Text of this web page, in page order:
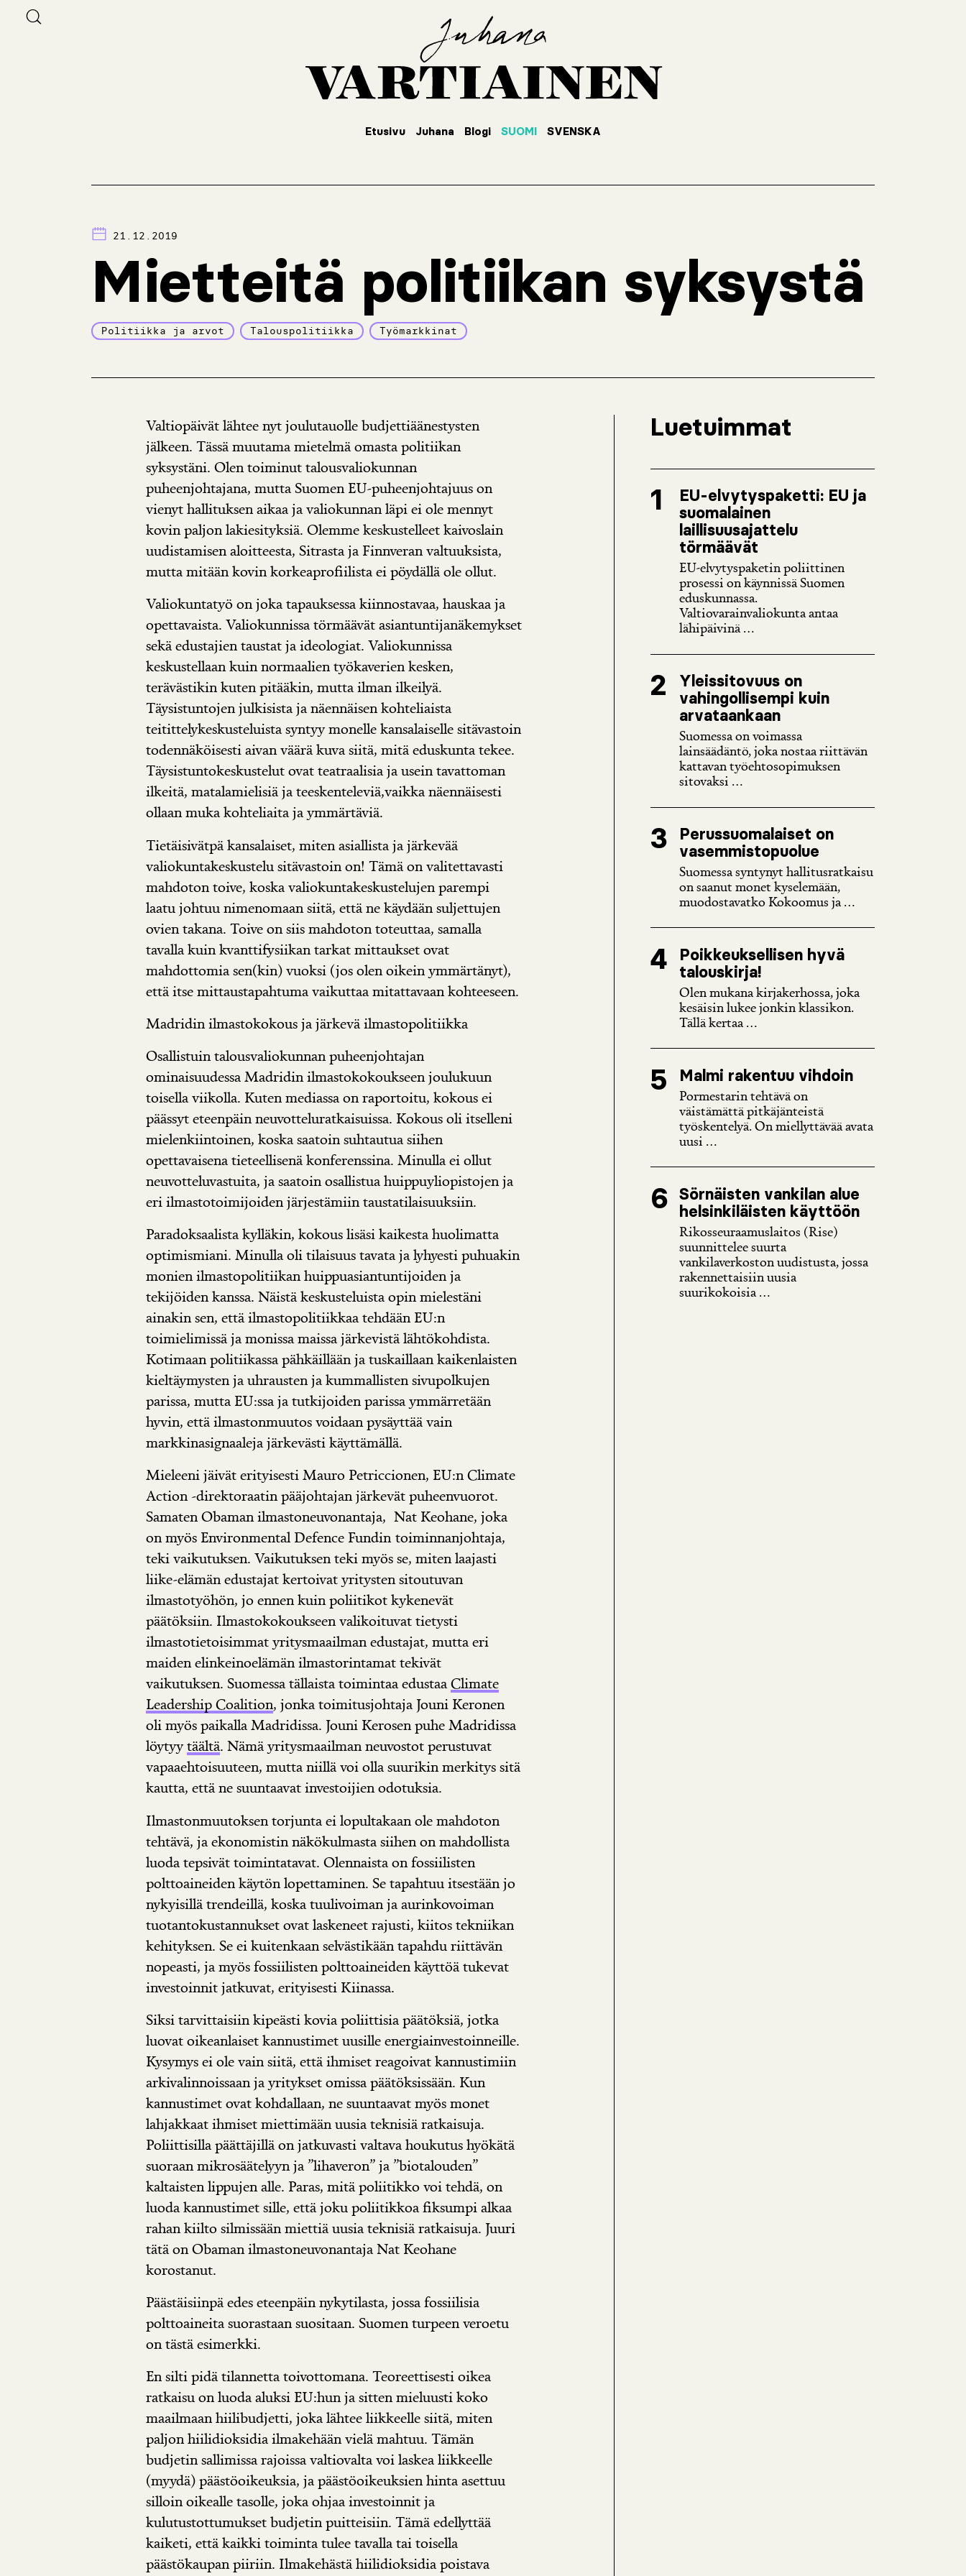
Etusivu Juhana Blogi SUOMI SVENSKA
21.12.2019
Mietteitä politiikan syksystä
Politiikka ja arvot Talouspolitiikka Työmarkkinat
Valtiopäivät lähtee nyt joulutauolle budjettiäänestysten
jälkeen. Tässä muutama mietelmä omasta politiikan
syksystäni. Olen toiminut talousvaliokunnan
puheenjohtajana, mutta Suomen EU-puheenjohtajuus on
vienyt hallituksen aikaa ja valiokunnan läpi ei ole mennyt
kovin paljon lakiesityksiä. Olemme keskustelleet kaivoslain
uudistamisen aloitteesta, Sitrasta ja Finnveran valtuuksista,
mutta mitään kovin korkeaprofiilista ei pöydällä ole ollut.
Valiokuntatyö on joka tapauksessa kiinnostavaa, hauskaa ja
opettavaista. Valiokunnissa törmäävät asiantuntijanäkemykset
sekä edustajien taustat ja ideologiat. Valiokunnissa
keskustellaan kuin normaalien työkaverien kesken,
terävästikin kuten pitääkin, mutta ilman ilkeilyä.
Täysistuntojen julkisista ja näennäisen kohteliaista
teitittelykeskusteluista syntyy monelle kansalaiselle sitävastoin
todennäköisesti aivan väärä kuva siitä, mitä eduskunta tekee.
Täysistuntokeskustelut ovat teatraalisia ja usein tavattoman
ilkeitä, matalamielisiä ja teeskenteleviä,vaikka näennäisesti
ollaan muka kohteliaita ja ymmärtäviä.
Tietäisivätpä kansalaiset, miten asiallista ja järkevää
valiokuntakeskustelu sitävastoin on! Tämä on valitettavasti
mahdoton toive, koska valiokuntakeskustelujen parempi
laatu johtuu nimenomaan siitä, että ne käydään suljettujen
ovien takana. Toive on siis mahdoton toteuttaa, samalla
tavalla kuin kvanttifysiikan tarkat mittaukset ovat
mahdottomia sen(kin) vuoksi (jos olen oikein ymmärtänyt),
että itse mittaustapahtuma vaikuttaa mitattavaan kohteeseen.
Madridin ilmastokokous ja järkevä ilmastopolitiikka
Osallistuin talousvaliokunnan puheenjohtajan
ominaisuudessa Madridin ilmastokokoukseen joulukuun
toisella viikolla. Kuten mediassa on raportoitu, kokous ei
päässyt eteenpäin neuvotteluratkaisuissa. Kokous oli itselleni
mielenkiintoinen, koska saatoin suhtautua siihen
opettavaisena tieteellisenä konferenssina. Minulla ei ollut
neuvotteluvastuita, ja saatoin osallistua huippuyliopistojen ja
eri ilmastotoimijoiden järjestämiin taustatilaisuuksiin.
Paradoksaalista kylläkin, kokous lisäsi kaikesta huolimatta
optimismiani. Minulla oli tilaisuus tavata ja lyhyesti puhuakin
monien ilmastopolitiikan huippuasiantuntijoiden ja
tekijöiden kanssa. Näistä keskusteluista opin mielestäni
ainakin sen, että ilmastopolitiikkaa tehdään EU:n
toimielimissä ja monissa maissa järkevistä lähtökohdista.
Kotimaan politiikassa pähkäillään ja tuskaillaan kaikenlaisten
kieltäymysten ja uhrausten ja kummallisten sivupolkujen
parissa, mutta EU:ssa ja tutkijoiden parissa ymmärretään
hyvin, että ilmastonmuutos voidaan pysäyttää vain
markkinasignaaleja järkevästi käyttämällä.
Mieleeni jäivät erityisesti Mauro Petriccionen, EU:n Climate
Action -direktoraatin pääjohtajan järkevät puheenvuorot.
Samaten Obaman ilmastoneuvonantaja, Nat Keohane, joka
on myös Environmental Defence Fundintoiminnanjohtaja,
teki vaikutuksen. Vaikutuksen teki myös se, miten laajasti
liike-elämän edustajat kertoivat yritysten sitoutuvan
ilmastotyöhön, jo ennen kuin poliitikot kykenevät
päätöksiin. Ilmastokokoukseen valikoituvat tietysti
ilmastotietoisimmat yritysmaailman edustajat, mutta eri
maiden elinkeinoelämän ilmastorintamat tekivät
vaikutuksen. Suomessa tällaista toimintaa edustaaClimate
Leadership Coalition, jonka toimitusjohtaja Jouni Keronen
oli myös paikalla Madridissa. Jouni Kerosen puhe Madridissa
löytyytäältä. Nämä yritysmaailman neuvostot perustuvat
vapaaehtoisuuteen, mutta niillä voi olla suurikin merkitys sitä
kautta, että ne suuntaavat investoijien odotuksia.
Ilmastonmuutoksen torjunta ei lopultakaan ole mahdoton
tehtävä, ja ekonomistin näkökulmasta siihen on mahdollista
luoda tepsivät toimintatavat. Olennaista on fossiilisten
polttoaineiden käytön lopettaminen. Se tapahtuu itsestään jo
nykyisillä trendeillä, koska tuulivoiman ja aurinkovoiman
tuotantokustannukset ovat laskeneet rajusti, kiitos tekniikan
kehityksen. Se ei kuitenkaan selvästikään tapahdu riittävän
nopeasti, ja myös fossiilisten polttoaineiden käyttöä tukevat
investoinnit jatkuvat, erityisesti Kiinassa.
Siksi tarvittaisiin kipeästi kovia poliittisia päätöksiä, jotka
luovat oikeanlaiset kannustimet uusille energiainvestoinneille.
Kysymys ei ole vain siitä, että ihmiset reagoivat kannustimiin
arkivalinnoissaan ja yritykset omissa päätöksissään. Kun
kannustimet ovat kohdallaan, ne suuntaavat myös monet
lahjakkaat ihmiset miettimään uusia teknisiä ratkaisuja.
Poliittisilla päättäjillä on jatkuvasti valtava houkutus hyökätä
suoraan mikrosäätelyyn ja ”lihaveron” ja ”biotalouden”
kaltaisten lippujen alle. Paras, mitä poliitikko voi tehdä, on
luoda kannustimet sille, että joku poliitikkoa fiksumpi alkaa
rahan kiilto silmissään miettiä uusia teknisiä ratkaisuja. Juuri
tätä on Obaman ilmastoneuvonantaja Nat Keohane
korostanut.
Päästäisiinpä edes eteenpäin nykytilasta, jossa fossiilisia
polttoaineita suorastaan suositaan. Suomen turpeen veroetu
on tästä esimerkki.
En silti pidä tilannetta toivottomana. Teoreettisesti oikea
ratkaisu on luoda aluksi EU:hun ja sitten mieluusti koko
maailmaan hiilibudjetti, joka lähtee liikkeelle siitä, miten
paljon hiilidioksidia ilmakehään vielä mahtuu. Tämän
budjetin sallimissa rajoissa valtiovalta voi laskea liikkeelle
(myydä) päästöoikeuksia, ja päästöoikeuksien hinta asettuu
silloin oikealle tasolle, joka ohjaa investoinnit ja
kulutustottumukset budjetin puitteisiin. Tämä edellyttää
kaiketi, että kaikki toiminta tulee tavalla tai toisella
päästökaupan piiriin. Ilmakehästä hiilidioksidia poistava
Luetuimmat
EU-elvytyspaketti: EU ja
suomalainen
laillisuusajattelu
törmäävät
EU-elvytyspaketin poliittinen
prosessi on käynnissä Suomen
eduskunnassa.
Valtiovarainvaliokunta antaa
lähipäivinä ...
Yleissitovuus on
vahingollisempi kuin
arvataankaan
Suomessa on voimassa
lainsäädäntö, joka nostaa riittävän
kattavan työehtosopimuksen
sitovaksi ...
Perussuomalaiset on
vasemmistopuolue
Suomessa syntynyt hallitusratkaisu
on saanut monet kyselemään,
muodostavatko Kokoomus ja ...
Poikkeuksellisen hyvä
talouskirja!
Olen mukana kirjakerhossa, joka
kesäisin lukee jonkin klassikon.
Tällä kertaa ...
Malmi rakentuu vihdoin
Pormestarin tehtävä on
väistämättä pitkäjänteistä
työskentelyä. On miellyttävää avata
uusi ...
Sörnäisten vankilan alue
helsinkiläisten käyttöön
Rikosseuraamuslaitos (Rise)
suunnittelee suurta
vankilaverkoston uudistusta, jossa
rakennettaisiin uusia
suurikokoisia ...